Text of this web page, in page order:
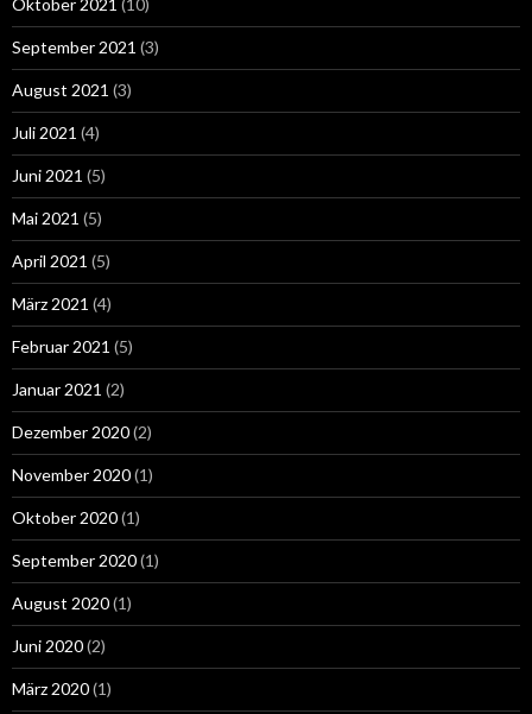
Oktober 2021 (10)
September 2021 (3)
August 2021 (3)
Juli 2021 (4)
Juni 2021 (5)
Mai 2021 (5)
April 2021 (5)
März 2021 (4)
Februar 2021 (5)
Januar 2021 (2)
Dezember 2020(2)
November 2020(1)
Oktober 2020(1)
September 2020(1)
August 2020(1)
Juni 2020(2)
März 2020(1)